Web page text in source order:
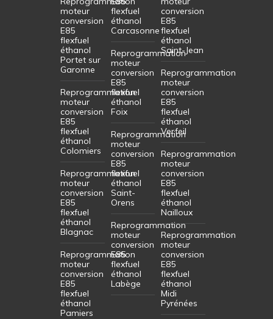
moteur
conversion
E85
flexfuel
éthanol
Portet sur
Garonne
Reprogrammation
moteur
conversion
E85
flexfuel
éthanol
Colomiers
Reprogrammation
moteur
conversion
E85
flexfuel
éthanol
Blagnac
Reprogrammation
moteur
conversion
E85
flexfuel
éthanol
Pamiers
flexfuel
éthanol
Carcasonne
Reprogrammation
moteur
conversion
E85
flexfuel
éthanol
Foix
Reprogrammation
moteur
conversion
E85
flexfuel
éthanol
Saint-
Orens
Reprogrammation
moteur
conversion
E85
flexfuel
éthanol
Labège
conversion
E85
flexfuel
éthanol
Saint-Jean
Reprogrammation
moteur
conversion
E85
flexfuel
éthanol
Verfeil
Reprogrammation
moteur
conversion
E85
flexfuel
éthanol
Nailloux
Reprogrammation
moteur
conversion
E85
flexfuel
éthanol
Midi
Pyrénées